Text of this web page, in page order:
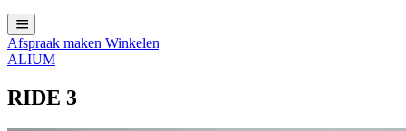
Afspraak maken Winkelen
ALIUM
RIDE 3